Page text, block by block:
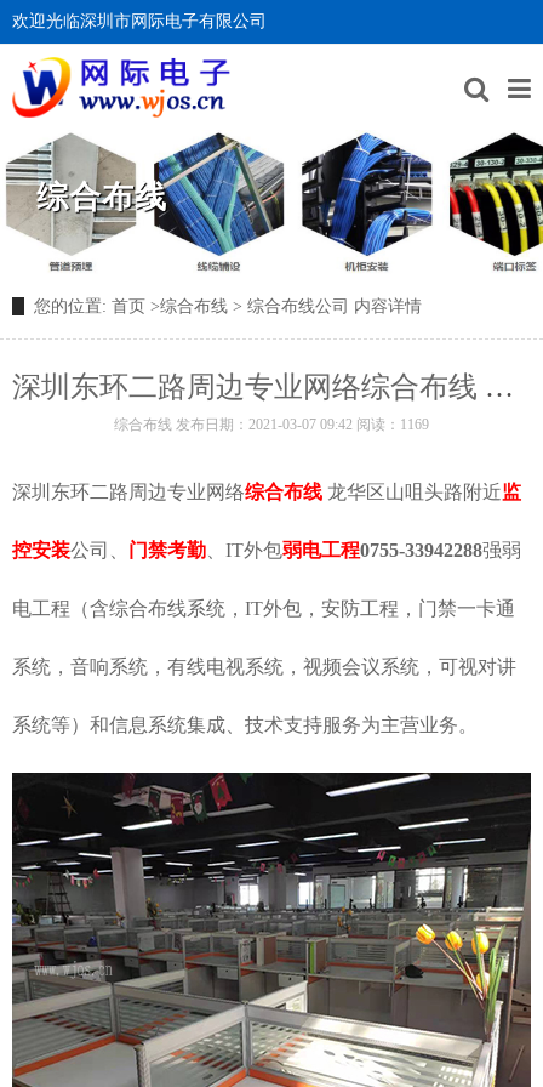
欢迎光临深圳市网际电子有限公司
综合布线
您的位置: 首页 >综合布线 > 综合布线公司 内容详情
深圳东环二路​周边专业网络综合布线 龙华区山咀头路附近监控安装
综合布线 发布日期：2021-03-07 09:42 阅读：1169
深圳东环二路周边专业网络综合布线 龙华区山咀头路附近监
控安装公司、 门禁考勤 、IT外包弱电工程0755-33942288强弱
电工程（含综合布线系统，IT外包，安防工程，门禁一卡通
系统，音响系统，有线电视系统，视频会议系统，可视对讲
系统等）和信息系统集成、技术支持服务为主营业务。